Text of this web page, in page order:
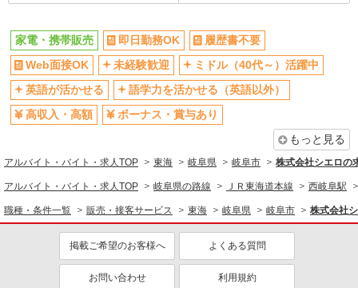
家電・携帯販売 即日勤務OK
履歴書不要
Web面接OK
未経験歓迎
ミドル（40代～）活躍中
英語が活かせる
語学力を活かせる（英語以外）
高収入・高額
ボーナス・賞与あり
もっと見る
アルバイト・バイト・求人TOP 東海 岐阜県 岐阜市 株式会社シエロの
アルバイト・バイト・求人TOP 岐阜県の路線 ＪＲ東海道本線 西岐阜駅
職種・条件一覧 販売・接客サービス 東海 岐阜県 岐阜市 株式会社
掲載ご希望のお客様へ よくある質問
お問い合わせ 利用規約